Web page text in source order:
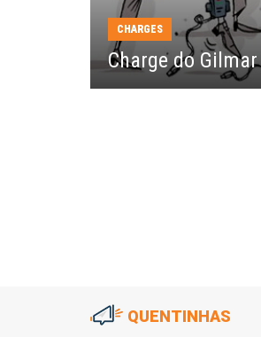
CHARGES
Charge do Gilmar
QUENTINHAS